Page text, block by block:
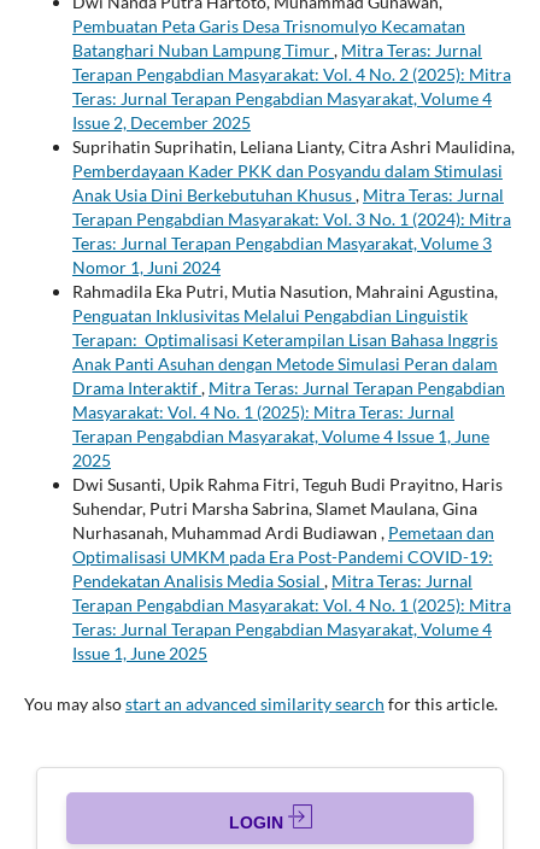
Pembuatan Peta Garis Desa Trisnomulyo Kecamatan
Batanghari Nuban Lampung Timur, Mitra Teras: Jurnal
Terapan Pengabdian Masyarakat: Vol. 4 No. 2 (2025): Mitra
Teras: Jurnal Terapan Pengabdian Masyarakat, Volume 4
Issue 2, December 2025
Suprihatin Suprihatin, Leliana Lianty, Citra Ashri Maulidina,
Pemberdayaan Kader PKK dan Posyandu dalam Stimulasi
Anak Usia Dini Berkebutuhan Khusus, Mitra Teras: Jurnal
Terapan Pengabdian Masyarakat: Vol. 3 No. 1 (2024): Mitra
Teras: Jurnal Terapan Pengabdian Masyarakat, Volume 3
Nomor 1, Juni 2024
Rahmadila Eka Putri, Mutia Nasution, Mahraini Agustina,
Penguatan Inklusivitas Melalui Pengabdian Linguistik
Terapan: Optimalisasi Keterampilan Lisan Bahasa Inggris
Anak Panti Asuhan dengan Metode Simulasi Peran dalam
Drama Interaktif, Mitra Teras: Jurnal Terapan Pengabdian
Masyarakat: Vol. 4 No. 1 (2025): Mitra Teras: Jurnal
Terapan Pengabdian Masyarakat, Volume 4 Issue 1, June
2025
Dwi Susanti, Upik Rahma Fitri, Teguh Budi Prayitno, Haris
Suhendar, Putri Marsha Sabrina, Slamet Maulana, Gina
Nurhasanah, Muhammad Ardi Budiawan , Pemetaan dan
Optimalisasi UMKM pada Era Post-Pandemi COVID-19:
Pendekatan Analisis Media Sosial , Mitra Teras: Jurnal
Terapan Pengabdian Masyarakat: Vol. 4 No. 1 (2025): Mitra
Teras: Jurnal Terapan Pengabdian Masyarakat, Volume 4
Issue 1, June 2025
You may alsostart an advanced similarity search for this article.
LOGIN